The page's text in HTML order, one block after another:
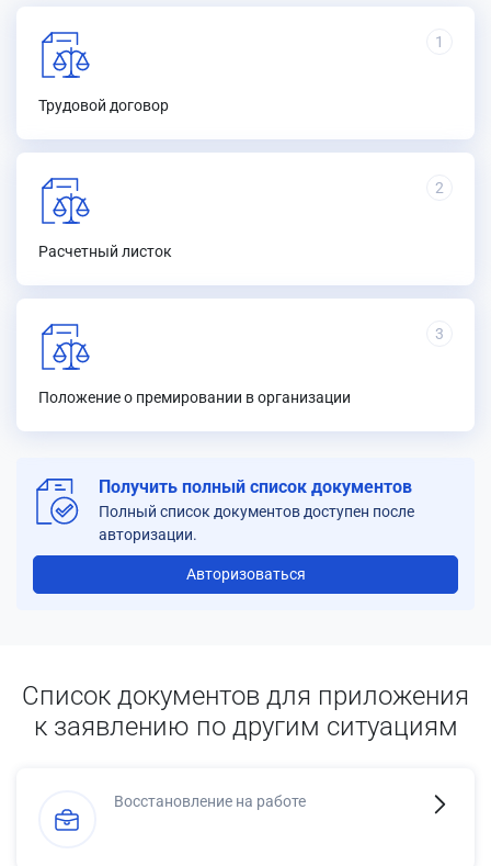
1
Трудовой договор
2
Расчетный листок
3
Положение о премировании в организации
Получить полный список документов
Полный список документов доступен после
авторизации.
Авторизоваться
Список документов для приложения
к заявлению по другим ситуациям
Восстановление на работе